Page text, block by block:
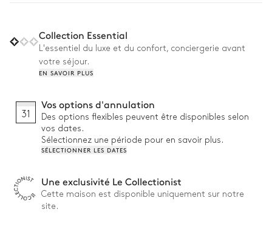
s’écoule entre la découverte du village où Picasso et Matisse
ont laissé leur empreinte, et un moment de convivialité autour
d’un dîner sous les étoiles, en admirant la vue sur les
montagnes environnantes.
Collection Essential
L'essentiel du luxe et du confort, conciergerie avant
votre séjour.
EN SAVOIR PLUS
31
Vos options d'annulation
Des options flexibles peuvent être disponibles selon
vos dates.
Sélectionnez une période pour en savoir plus.
SÉLECTIONNER LES DATES
Une exclusivité Le Collectionist
Cette maison est disponible uniquement sur notre
site.